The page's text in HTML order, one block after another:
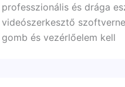
professzionális és drága
videószerkesztő
gomb és vezérlőelem kell